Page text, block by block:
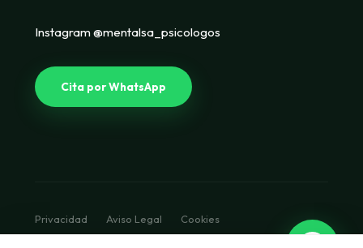
Instagram @mentalsa_psicologos
Cita por WhatsApp
Privacidad Aviso Legal
Cookies
© 2026 Mentalsa. Diseño Luxury Clinical.